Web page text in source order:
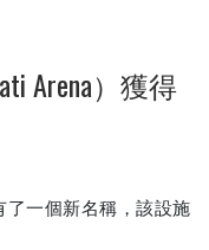
Arena）獲得
了一個新名稱，該設施